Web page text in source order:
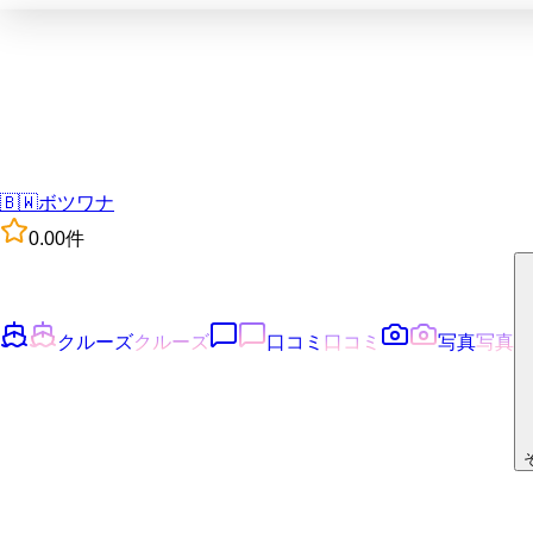
🇧🇼ボツワナ
0.00件
クルーズクルーズ 口コミ 口コミ 写真写真